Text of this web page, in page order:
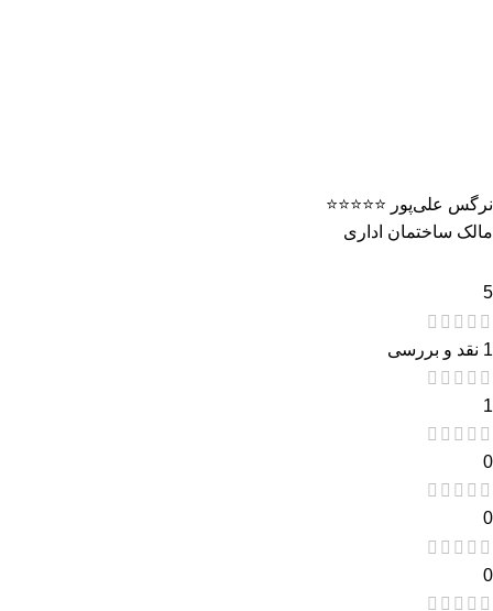
نرگس علی‌پور ⭐️⭐️⭐️⭐️⭐️
مالک ساختمان اداری
5
1 نقد و بررسی
1
0
0
0